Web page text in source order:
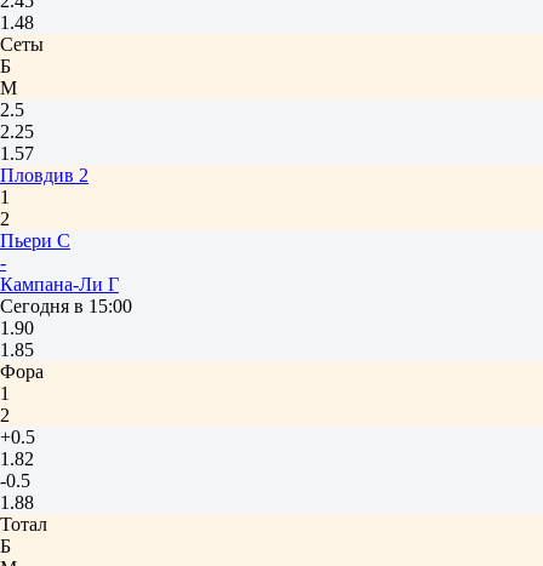
1.48
Сеты
Б
М
2.5
2.25
1.57
Пловдив 2
1
2
Пьери С
-
Кампана-Ли Г
Сегодня в 15:00
1.90
1.85
Фора
1
2
+0.5
1.82
-0.5
1.88
Тотал
Б